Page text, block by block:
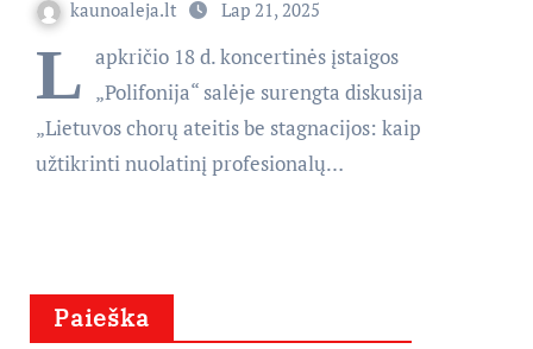
kaunoaleja.lt Lap 21, 2025
L apkričio 18 d. koncertinės įstaigos
„Polifonija“ salėje surengta diskusija
„Lietuvos chorų ateitis be stagnacijos: kaip
užtikrinti nuolatinį profesionalų…
Paieška